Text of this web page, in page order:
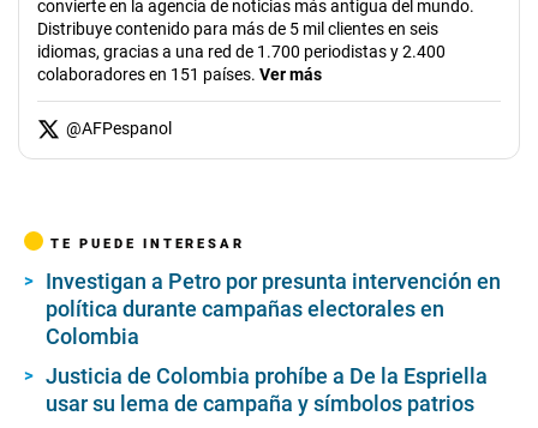
convierte en la agencia de noticias más antigua del mundo.
Distribuye contenido para más de 5 mil clientes en seis
idiomas, gracias a una red de 1.700 periodistas y 2.400
colaboradores en 151 países. Ver más
@AFPespanol
TE PUEDE INTERESAR
Investigan a Petro por presunta intervención en
política durante campañas electorales en
Colombia
Justicia de Colombia prohíbe a De la Espriella
usar su lema de campaña y símbolos patrios